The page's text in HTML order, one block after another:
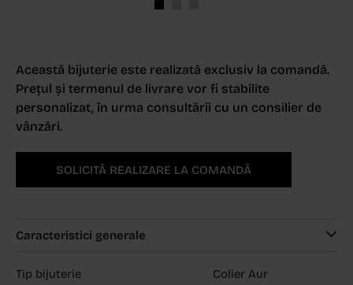
Această bijuterie este realizată exclusiv la comandă.
Prețul și termenul de livrare vor fi stabilite
personalizat, în urma consultării cu un consilier de
vânzări.
SOLICITĂ REALIZARE LA COMANDĂ
Caracteristici generale
Tip bijuterie
Colier Aur